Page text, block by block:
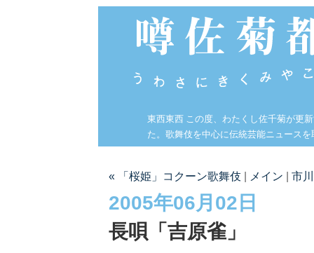
東西東西 この度、わたくし佐千菊が更
た。歌舞伎を中心に伝統芸能ニュース
« 「桜姫」コクーン歌舞伎 メイン 市
2005年06月02日
長唄「吉原雀」